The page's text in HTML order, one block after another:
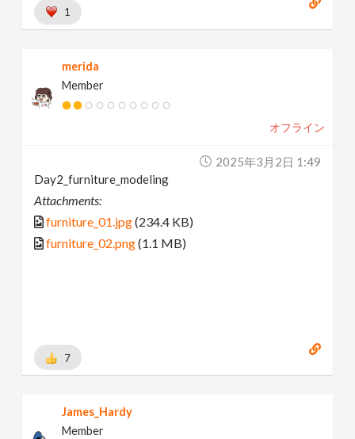
1
merida
Member
オフライン
2025年3月2日 1:49
Day2_furniture_modeling
Attachments:
furniture_01.jpg(234.4 KB)
furniture_02.png(1.1 MB)
7
James_Hardy
Member